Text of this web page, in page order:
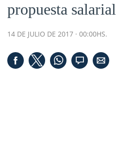
propuesta
14 DE JULIO DE 2017 · 00:00HS.